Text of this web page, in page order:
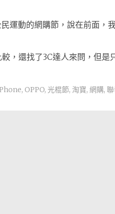
運動的網購節，說在前面，
，還找了3C達人來問，但
, OPPO, 光棍節, 淘寶, 網購,